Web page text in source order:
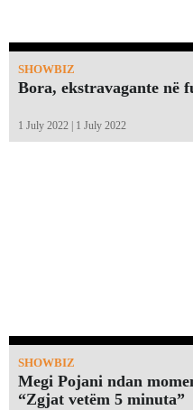
SHOWBIZ
Bora, ekstravagante në
1 July 2022 | 1 July 2022
SHOWBIZ
Megi Pojani ndan
“Zgjat vetëm 5 minuta”￼